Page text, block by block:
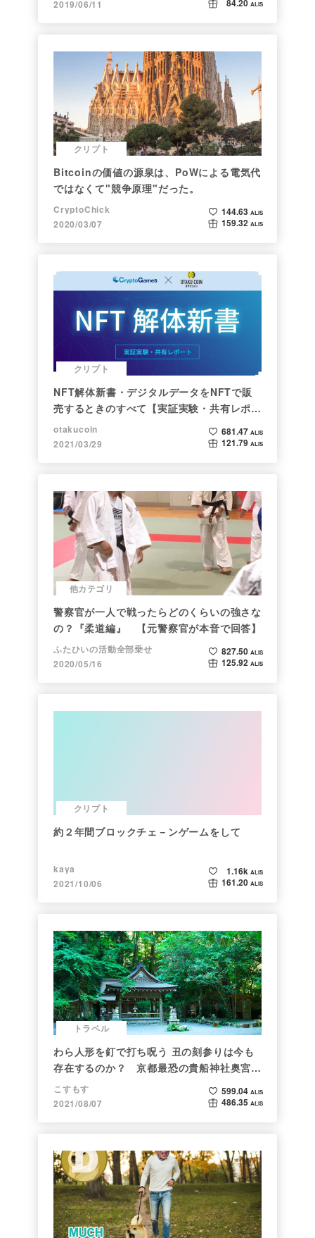
2019/06/11 84.20 ALIS
クリプト
Bitcoinの価値の源泉は、PoWによる電気代
ではなくて"競争原理"だった。
CryptoChick
2020/03/07
144.63 ALIS
159.32 ALIS
クリプト
NFT解体新書・デジタルデータをNFTで販
売するときのすべて【実証実験・共有レポー
ト】
otakucoin
2021/03/29
681.47 ALIS
121.79 ALIS
他カテゴリ
警察官が一人で戦ったらどのくらいの強さな
の？『柔道編』 【元警察官が本音で回答】
ふたひいの活動全部乗せ
2020/05/16
827.50 ALIS
125.92 ALIS
クリプト
約２年間ブロックチェ－ンゲームをして
kaya
2021/10/06
1.16k ALIS
161.20 ALIS
トラベル
わら人形を釘で打ち呪う 丑の刻参りは今も
存在するのか？ 京都最恐の貴船神社奥宮を
調べた
こすもす
2021/08/07
599.04 ALIS
486.35 ALIS